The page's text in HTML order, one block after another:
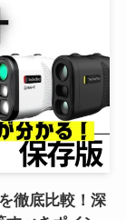
徹底比較！深